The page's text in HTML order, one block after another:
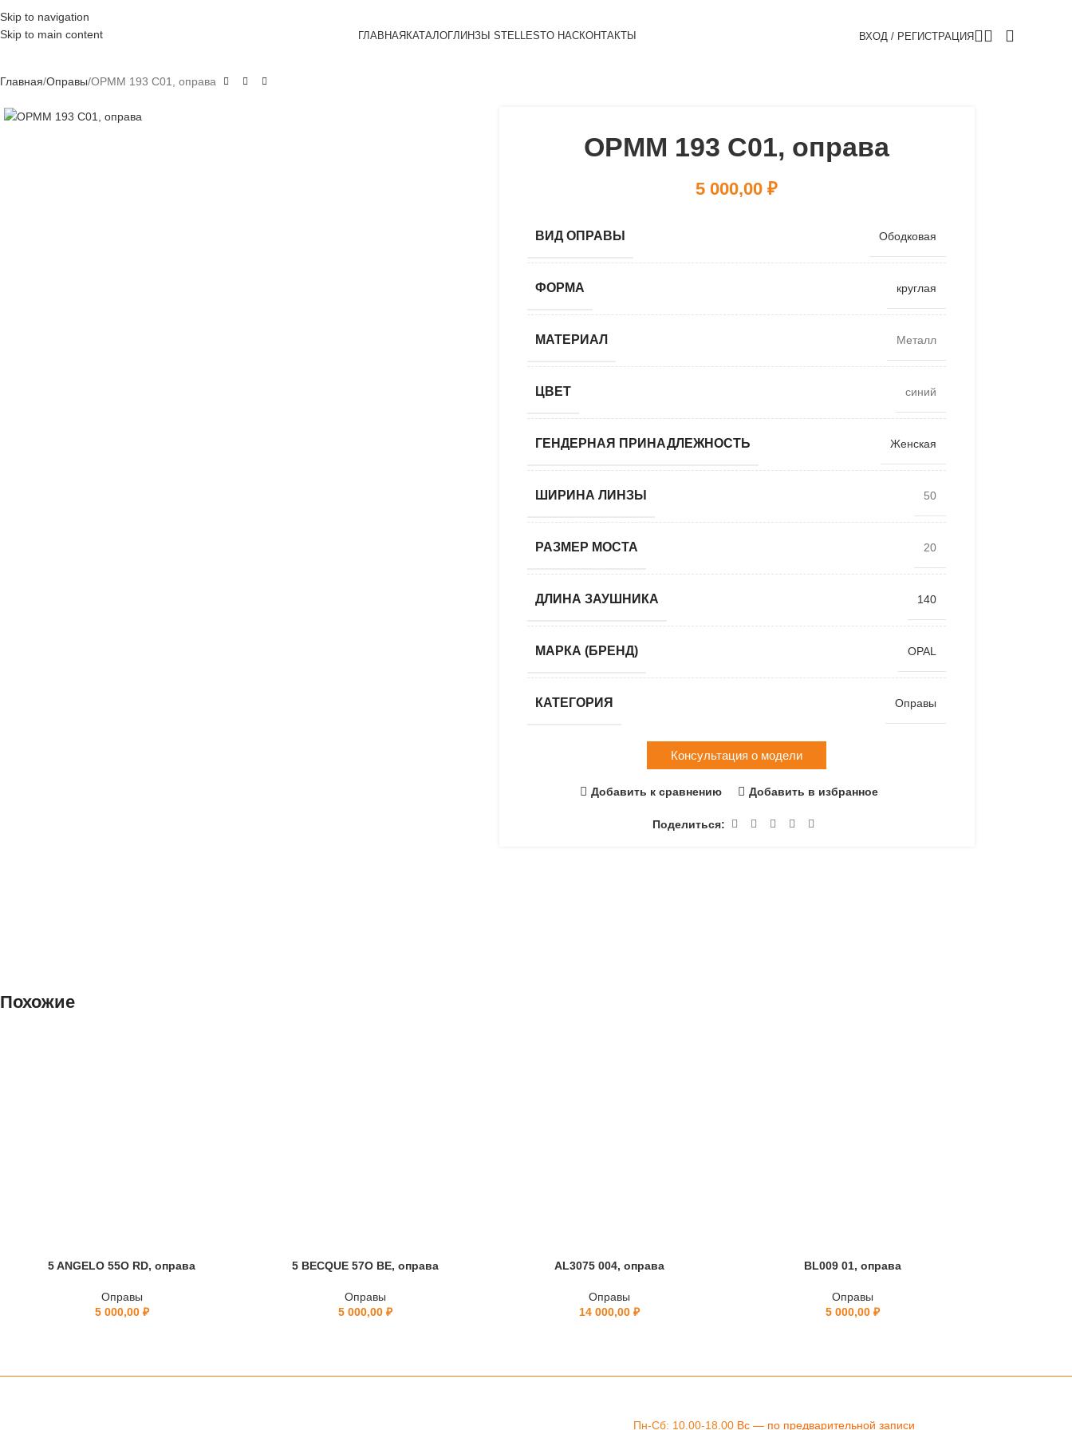
Skip to navigation
Skip to main content
ГЛАВНАЯ КАТАЛОГЛИНЗЫ STELLESTО НАСКОНТАКТЫ ВХОД / РЕГИСТРАЦИЯ
Главная Оправы OPMM 193 C01, оправа
OPMM 193 C01, оправа
5 000,00₽
ВИД ОПРАВЫ Ободковая
ФОРМА круглая
МАТЕРИАЛ Металл
ЦВЕТ синий
ГЕНДЕРНАЯ ПРИНАДЛЕЖНОСТЬ Женская
ШИРИНА ЛИНЗЫ 50
РАЗМЕР МОСТА 20
ДЛИНА ЗАУШНИКА 140
МАРКА (БРЕНД) OPAL
КАТЕГОРИЯ Оправы
Консультация о модели
Добавить к сравнению Добавить в избранное
Поделиться:
Похожие
5 ANGELO 55O RD, оправа
Оправы
5 000,00 ₽
5 BECQUE 57O BE, оправа
Оправы
5 000,00₽
AL3075 004, оправа
Оправы
14 000,00 ₽
BL009 01, оправа
Оправы
5 000,00₽
Пн-Сб: 10.00-18.00 Вс — по предварительной записи